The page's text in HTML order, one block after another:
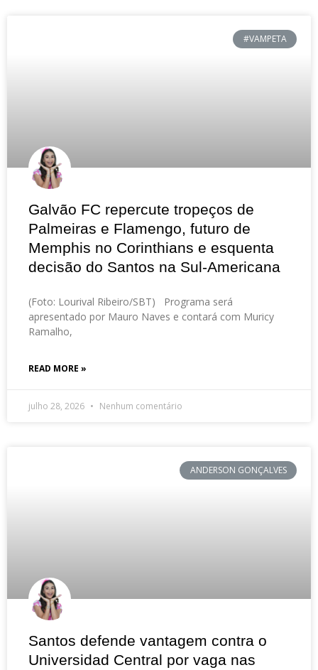
#VAMPETA
Galvão FC repercute tropeços de
Palmeiras e Flamengo, futuro de
Memphis no Corinthians e esquenta
decisão do Santos na Sul-Americana
(Foto: Lourival Ribeiro/SBT) Programa será
apresentado por Mauro Naves e contará com Muricy
Ramalho,
READ MORE »
julho 28, 2026 Nenhum comentário
ANDERSON GONÇALVES
Santos defende vantagem contra o
Universidad Central por vaga nas